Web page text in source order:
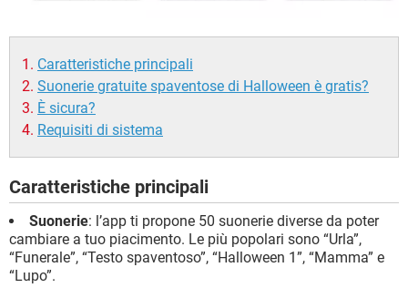
Caratteristiche principali
Suonerie gratuite spaventose di Halloween è gratis?
È sicura?
Requisiti di sistema
Caratteristiche principali
Suonerie: l’app ti propone 50 suonerie diverse da poter
cambiare a tuo piacimento. Le più popolari sono “Urla”,
“Funerale”, “Testo spaventoso”, “Halloween 1”, “Mamma” e
“Lupo”.